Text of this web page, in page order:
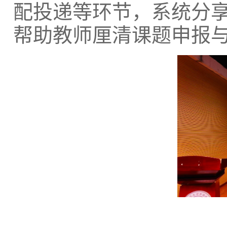
配投递等环节，系统分
帮助教师厘清课题申报